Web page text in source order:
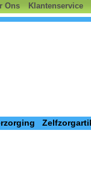
Ons Klantenservice